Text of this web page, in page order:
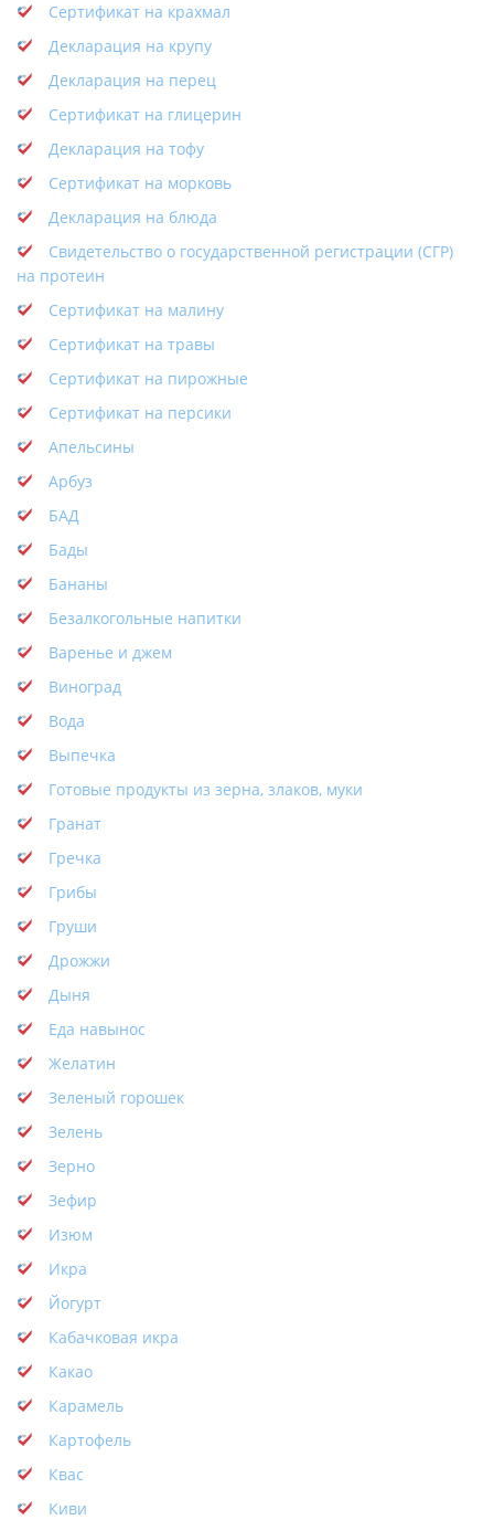
Сертификат на крахмал
Декларация на крупу
Декларация на перец
Сертификат на глицерин
Декларация на тофу
Сертификат на морковь
Декларация на блюда
Свидетельство о государственной регистрации (СГР)
на протеин
Сертификат на малину
Сертификат на травы
Сертификат на пирожные
Сертификат на персики
Апельсины
Арбуз
БАД
Бады
Бананы
Безалкогольные напитки
Варенье и джем
Виноград
Вода
Выпечка
Готовые продукты из зерна, злаков, муки
Гранат
Гречка
Грибы
Груши
Дрожжи
Дыня
Еда навынос
Желатин
Зеленый горошек
Зелень
Зерно
Зефир
Изюм
Икра
Йогурт
Кабачковая икра
Какао
Карамель
Картофель
Квас
Киви